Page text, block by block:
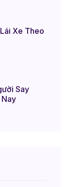
Xe Theo
Say